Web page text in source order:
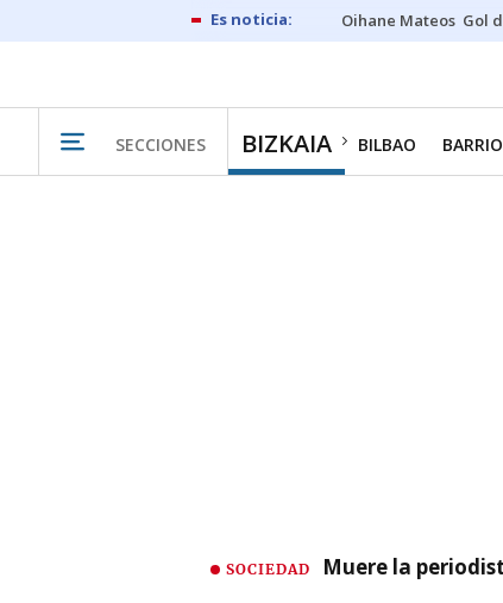
Oihane Mateos Gol
SECCIONES BIZKAIA BILBAO
SOCIEDAD Muere la